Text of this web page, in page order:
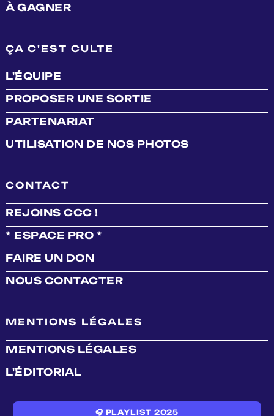
À GAGNER
ÇA C'EST CULTE
L'ÉQUIPE
PROPOSER UNE SORTIE
PARTENARIAT
UTILISATION DE NOS PHOTOS
CONTACT
REJOINS CCC !
* ESPACE PRO *
FAIRE UN DON
NOUS CONTACTER
MENTIONS LÉGALES
MENTIONS LÉGALES
L'ÉDITORIAL
🎧 PLAYLIST 2025